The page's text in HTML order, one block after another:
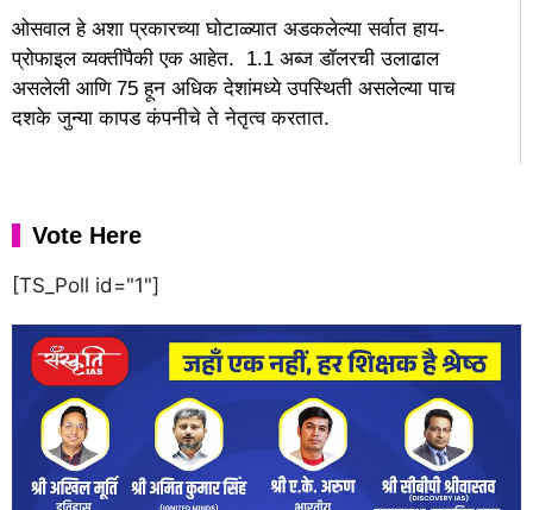
ओसवाल हे अशा प्रकारच्या घोटाळ्यात अडकलेल्या सर्वात हाय-
प्रोफाइल व्यक्तींपैकी एक आहेत. 1.1 अब्ज डॉलरची उलाढाल
असलेली आणि 75 हून अधिक देशांमध्ये उपस्थिती असलेल्या पाच
दशके जुन्या कापड कंपनीचे ते नेतृत्व करतात.
Vote Here
[TS_Poll id="1"]